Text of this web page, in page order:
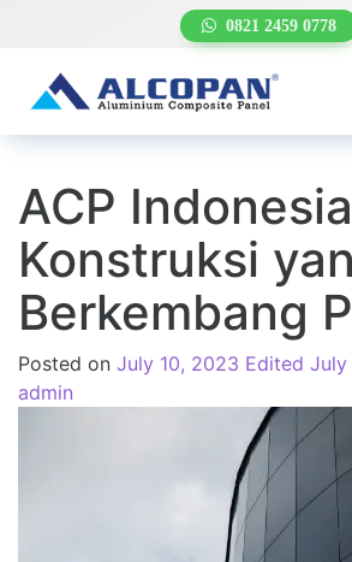
0821 2459 0778
ACP
Konstruksi
Berkembang
Posted on July 10, 2023 Edited July
admin